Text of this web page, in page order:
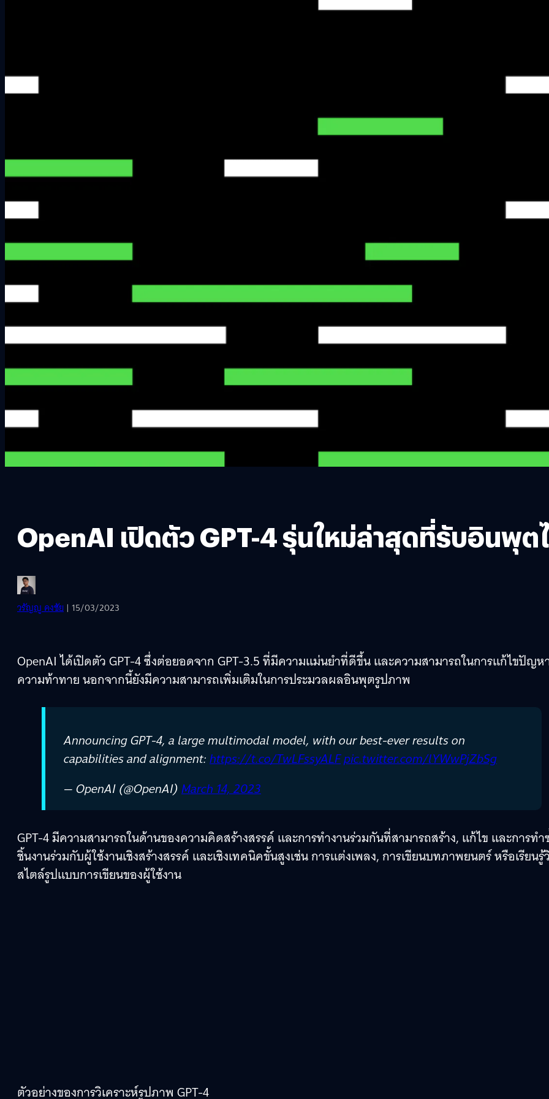
OpenAI เปิดตัว GPT-4 รุ่นใหม่ล่าสุดที่รับอินพุ
วรัญญู คงชัย | 15/03/2023
OpenAI ได้เปิดตัว GPT-4 ซึ่งต่อยอดจาก GPT-3.5 ที่มีความแม่นยำที่ดีขึ้น และความสามารถในการแก้ไขปัญ
ความท้าทาย นอกจากนี้ยังมีความสามารถเพิ่มเติมในการประมวลผลอินพุตรูปภาพ
Announcing GPT-4, a large multimodal model, with our best-ever results on
capabilities and alignment:https://t.co/TwLFssyALFpic.twitter.com/lYWwPjZbSg
— OpenAI (@OpenAI)March 14, 2023
GPT-4 มีความสามารถในด้านของความคิดสร้างสรรค์ และการทำงานร่วมกันที่สามารถสร้าง, แก้ไข และการทำ
ชิ้นงานร่วมกับผู้ใช้งานเชิงสร้างสรรค์ และเชิงเทคนิคขั้นสูงเช่น การแต่งเพลง, การเขียนบทภาพยนตร์ หรือเรียนรู้
สไตล์รูปแบบการเขียนของผู้ใช้งาน
ตัวอย่างของการวิเคราะห์รูปภาพ GPT-4